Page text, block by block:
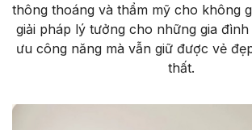
thông thoáng và thẩm mỹ cho không
giải pháp lý tưởng cho những gia
ưu công năng mà vẫn giữ được vẻ
thất.